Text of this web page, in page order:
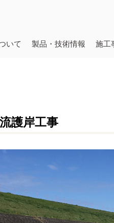
いて 製品・技術情報 施工
護岸工事